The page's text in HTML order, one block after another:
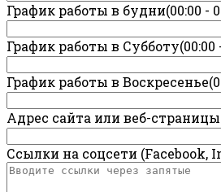
График работы в будни(00:00 -
График работы в Субботу(00:00
График работы в
Адрес сайта или веб-страницы
Ссылки на соцсети (Facebook,